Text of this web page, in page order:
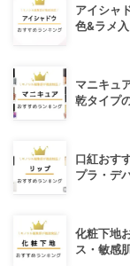
アイシャ
色&ラメ
マニキュ
乾タイプ
口紅おす
プラ・デ
化粧下地
ス・敏感